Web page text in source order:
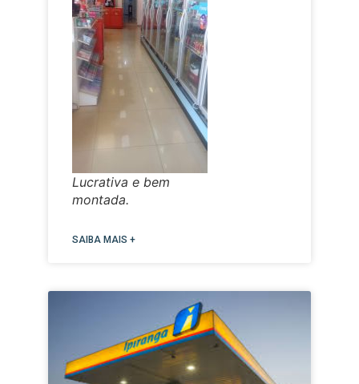
Lucrativa e bem
montada.
SAIBA MAIS +